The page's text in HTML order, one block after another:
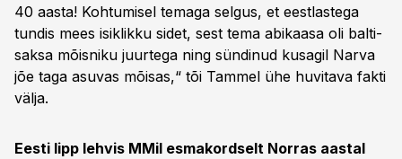
40 aasta! Kohtumisel temaga selgus, et eestlastega
tundis mees isiklikku sidet, sest tema abikaasa oli balti-
saksa mõisniku juurtega ning sündinud kusagil Narva
jõe taga asuvas mõisas,“ tõi Tammel ühe huvitava fakti
välja.
Eesti lipp lehvis MMil esmakordselt Norras aastal